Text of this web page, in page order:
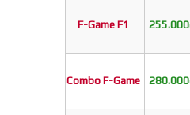
F-Game F1
Combo F-Game